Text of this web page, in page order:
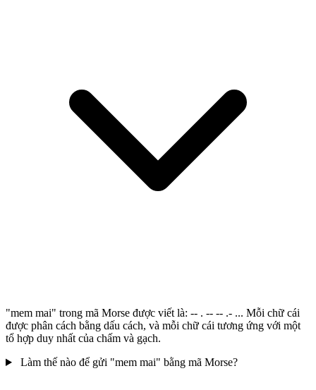
"mem mai" trong mã Morse được viết là: -- . -- -- .- ... Mỗi chữ cái
được phân cách bằng dấu cách, và mỗi chữ cái tương ứng với một
tổ hợp duy nhất của chấm và gạch.
Làm thế nào để gửi "mem mai" bằng mã Morse?